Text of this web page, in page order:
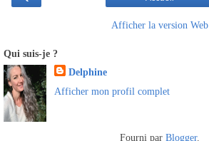
Afficher la version Web
Qui suis-je ?
Delphine
Afficher mon profil complet
Fourni par Blogger.